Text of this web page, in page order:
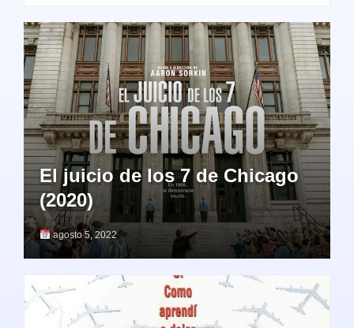
El juicio de los 7 de Chicago
(2020)
agosto 5, 2022